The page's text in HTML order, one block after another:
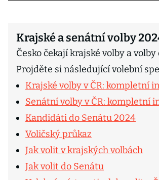
Krajské a senátní volby
Česko čekají krajské volby a volby
Projděte si následující volební
Krajské volby v ČR: kompletní
Senátní volby v ČR: kompletní
Kandidáti do Senátu 2024
Voličský průkaz
Jak volit v krajských volbách
Jak volit do Senátu